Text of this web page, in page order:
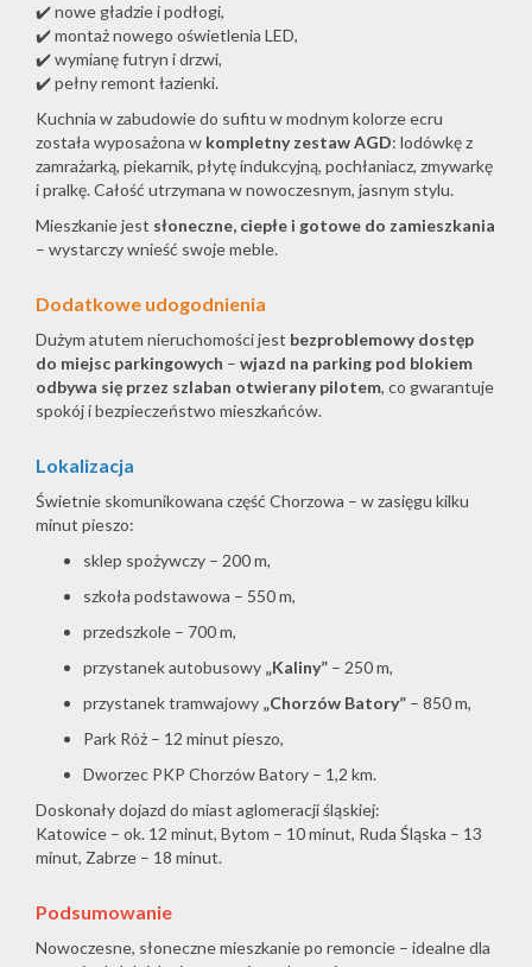
✔️ nowe gładzie i podłogi,
✔️ montaż nowego oświetlenia LED,
✔️ wymianę futryn i drzwi,
✔️ pełny remont łazienki.
Kuchnia w zabudowie do sufitu w modnym kolorze ecru
została wyposażona w kompletny zestaw AGD: lodówkę z
zamrażarką, piekarnik, płytę indukcyjną, pochłaniacz, zmywarkę
i pralkę. Całość utrzymana w nowoczesnym, jasnym stylu.
Mieszkanie jest słoneczne, ciepłe i gotowe do zamieszkania
– wystarczy wnieść swoje meble.
Dodatkowe udogodnienia
Dużym atutem nieruchomości jest bezproblemowy dostęp
do miejsc parkingowych – wjazd na parking pod blokiem
odbywa się przez szlaban otwierany pilotem, co gwarantuje
spokój i bezpieczeństwo mieszkańców.
Lokalizacja
Świetnie skomunikowana część Chorzowa – w zasięgu kilku
minut pieszo:
sklep spożywczy – 200 m,
szkoła podstawowa – 550 m,
przedszkole – 700 m,
przystanek autobusowy „Kaliny” – 250 m,
przystanek tramwajowy „Chorzów Batory” – 850 m,
Park Róż – 12 minut pieszo,
Dworzec PKP Chorzów Batory – 1,2 km.
Doskonały dojazd do miast aglomeracji śląskiej:
Katowice – ok. 12 minut, Bytom – 10 minut, Ruda Śląska – 13
minut, Zabrze – 18 minut.
Podsumowanie
Nowoczesne, słoneczne mieszkanie po remoncie – idealne dla